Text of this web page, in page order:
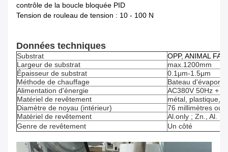
contrôle de la boucle bloquée PID
Tension de rouleau de tension : 10 - 100 N
Données techniques
Substrat
OPP, ANIMAL
Largeur de substrat
max.1200mm
Épaisseur de substrat
0.1μm-1.5μm
Méthode de chauffage
Bateau
Alimentation d'énergie
AC380V 50Hz +
Matériel de revêtement
métal, plastique,
Diamètre de noyau (intérieur)
76 millimètres ou
Matériel de revêtement
Al.only ; Zn., Al.
Genre de revêtement
Un côté